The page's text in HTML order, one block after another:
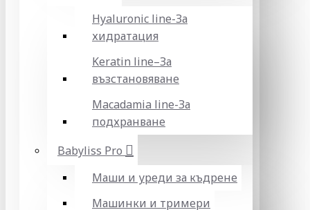
Hyaluronic line-За
хидратация
Keratin line–За
възстановяване
Macadamia line-За
подхранване
Babyliss Pro
Маши и уреди за къдрене
Машинки и тримери